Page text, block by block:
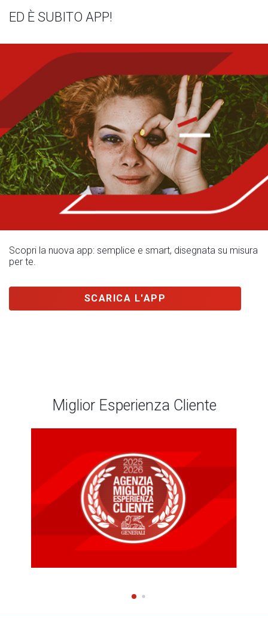
ED È SUBITO APP!
Scopri la nuova app: semplice e smart, disegnata su misura
per te.
SCARICA L'APP
Miglior Esperienza Cliente